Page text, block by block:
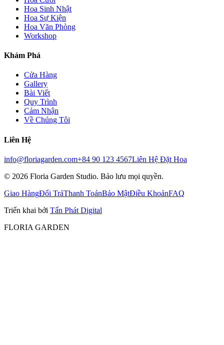
Hoa Sinh Nhật
Hoa Sự Kiện
Hoa Văn Phòng
Workshop
Khám Phá
Cửa Hàng
Gallery
Bài Viết
Quy Trình
Cảm Nhận
Về Chúng Tôi
Liên Hệ
info@floriagarden.com+84 90 123 4567Liên Hệ Đặt Hoa
© 2026 Floria Garden Studio. Bảo lưu mọi quyền.
Giao HàngĐổi TrảThanh ToánBảo MậtĐiều KhoảnFAQ
Triển khai bởi Tấn Phát Digital
FLORIA GARDEN